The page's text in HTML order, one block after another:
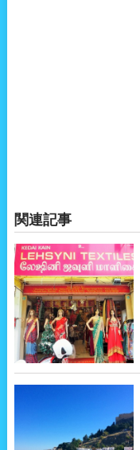
関連記事